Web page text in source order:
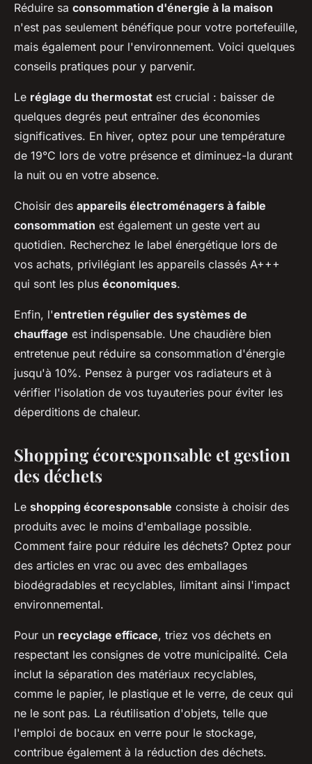
Réduire sa consommation d'énergie à la maison
n'est pas seulement bénéfique pour votre portefeuille,
mais également pour l'environnement. Voici quelques
conseils pratiques pour y parvenir.
Le réglage du thermostat est crucial : baisser de
quelques degrés peut entraîner des économies
significatives. En hiver, optez pour une température
de 19°C lors de votre présence et diminuez-la durant
la nuit ou en votre absence.
Choisir des appareils électroménagers à faible
consommation est également un geste vert au
quotidien. Recherchez le label énergétique lors de
vos achats, privilégiant les appareils classés A+++
qui sont les plus économiques.
Enfin, l'entretien régulier des systèmes de
chauffage est indispensable. Une chaudière bien
entretenue peut réduire sa consommation d'énergie
jusqu'à 10%. Pensez à purger vos radiateurs et à
vérifier l'isolation de vos tuyauteries pour éviter les
déperditions de chaleur.
Shopping écoresponsable et gestion
des déchets
Le shopping écoresponsable consiste à choisir des
produits avec le moins d'emballage possible.
Comment faire pour réduire les déchets? Optez pour
des articles en vrac ou avec des emballages
biodégradables et recyclables, limitant ainsi l'impact
environnemental.
Pour un recyclage efficace, triez vos déchets en
respectant les consignes de votre municipalité. Cela
inclut la séparation des matériaux recyclables,
comme le papier, le plastique et le verre, de ceux qui
ne le sont pas. La réutilisation d'objets, telle que
l'emploi de bocaux en verre pour le stockage,
contribue également à la réduction des déchets.